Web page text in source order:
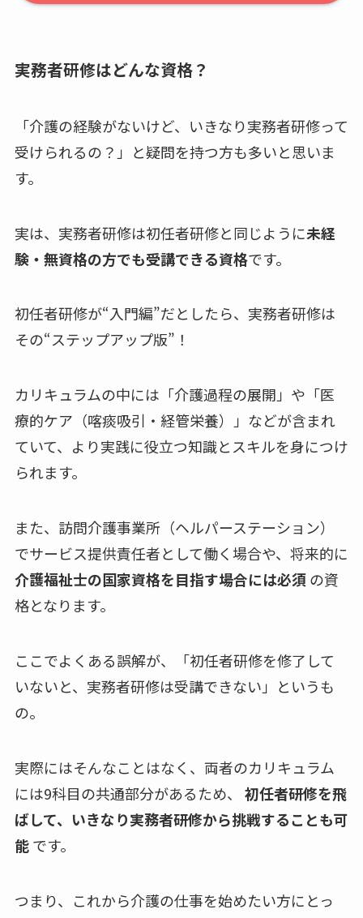
実務者研修はどんな資格？
「介護の経験がないけど、いきなり実務者研修って
受けられるの？」と疑問を持つ方も多いと思いま
す。
実は、実務者研修は初任者研修と同じように未経
験・無資格の方でも受講できる資格です。
初任者研修が“入門編”だとしたら、実務者研修は
その“ステップアップ版”！
カリキュラムの中には「介護過程の展開」や「医
療的ケア（喀痰吸引・経管栄養）」などが含まれ
ていて、より実践に役立つ知識とスキルを身につけ
られます。
また、訪問介護事業所（ヘルパーステーション）
でサービス提供責任者として働く場合や、将来的に
介護福祉士の国家資格を目指す場合には必須の資
格となります。
ここでよくある誤解が、「初任者研修を修了して
いないと、実務者研修は受講できない」というも
の。
実際にはそんなことはなく、両者のカリキュラム
には9科目の共通部分があるため、 初任者研修を飛
ばして、いきなり実務者研修から挑戦することも可
能です。
つまり、これから介護の仕事を始めたい方にとっ